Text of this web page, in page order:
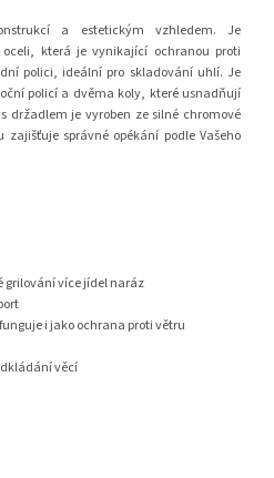
a estetickým vzhledem. Je
která je vynikající ochranou proti
polici, ideální pro skladování uhlí. Je
policí a dvěma koly, které usnadňují
držadlem je vyroben ze silné chromové
zajišťuje správné opékání podle Vašeho
grilování více jídel naráz
i jako ochrana proti větru
věcí